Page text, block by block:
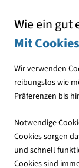
Wie ein gut
Mit
Wir verwenden
reibungslos wie
Präferenzen bis
Notwendige
Cookies sorgen
und schnell
Cookies sind
Downloads